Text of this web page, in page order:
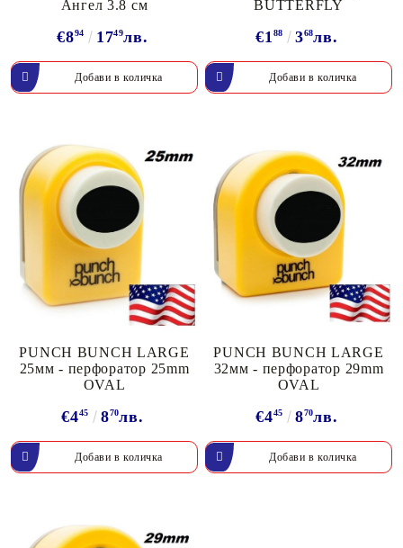
Ангел 3.8 см
€894 1749лв.
BUTTERFLY
€1 88 368лв.
PUNCH BUNCH LARGE
25мм - перфоратор 25mm
OVAL
€445 870лв.
PUNCH BUNCH LARGE
32мм - перфоратор 29mm
OVAL
€445 870лв.